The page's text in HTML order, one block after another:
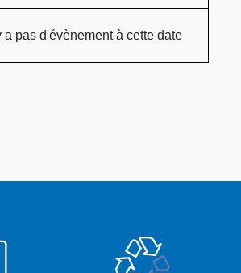
a pas d'évènement à cette date